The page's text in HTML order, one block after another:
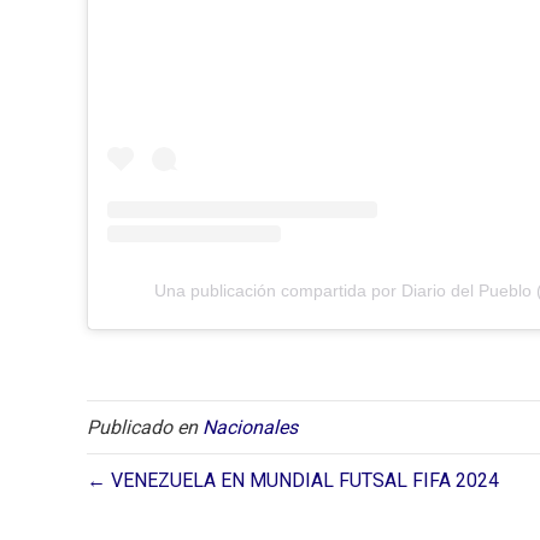
Una publicación compartida por Diario del Pueblo
Publicado en Nacionales
← VENEZUELA EN MUNDIAL FUTSAL FIFA 2024